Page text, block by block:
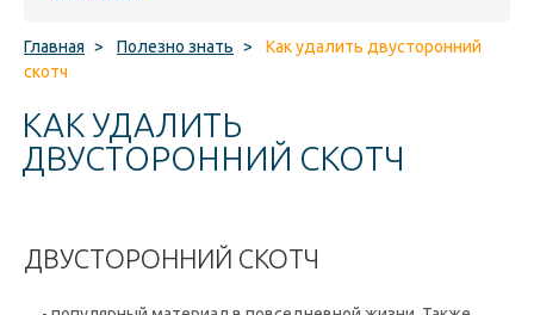
Главная > Полезно знать >
Как удалить двусторонний
скотч
КАК УДАЛИТЬ
ДВУСТОРОННИЙ СКОТЧ
ДВУСТОРОННИЙ СКОТЧ